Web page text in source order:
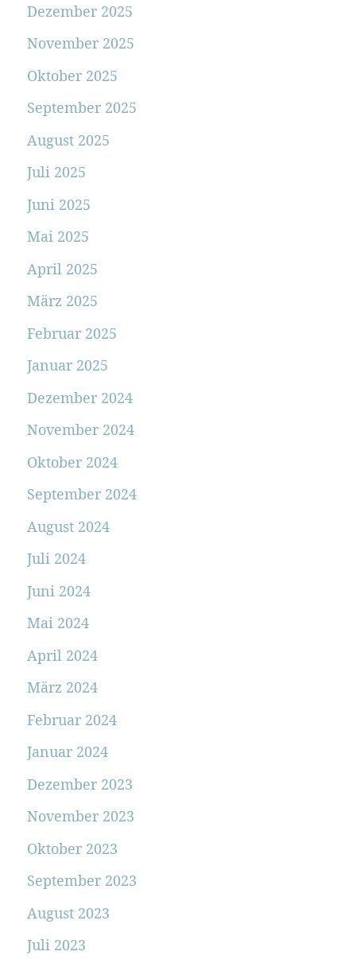
Dezember 2025
November 2025
Oktober 2025
September 2025
August 2025
Juli 2025
Juni 2025
Mai 2025
April 2025
März 2025
Februar 2025
Januar 2025
Dezember 2024
November 2024
Oktober 2024
September 2024
August 2024
Juli 2024
Juni 2024
Mai 2024
April 2024
März 2024
Februar 2024
Januar 2024
Dezember 2023
November 2023
Oktober 2023
September 2023
August 2023
Juli 2023